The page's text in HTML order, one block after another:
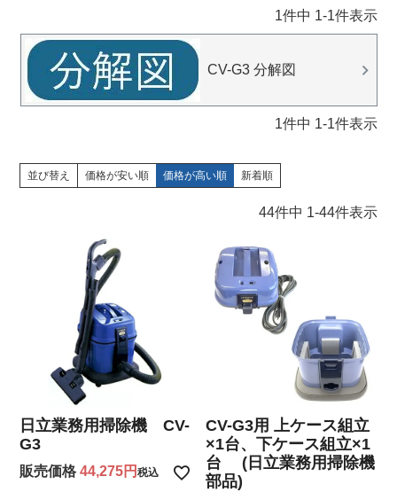
1件中 1-1件表示
CV-G3 分解図
1件中 1-1件表示
並び替え 価格が安い順 価格が高い順 新着順
44件中 1-44件表示
日立業務用掃除機 CV-
G3
販売価格 44,275 税込
CV-G3用 上ケース組立
×1台、下ケース組立×1
台 (日立業務用掃除機
部品)